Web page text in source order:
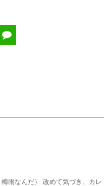
雨なんだ） 改めて気づき、カレ